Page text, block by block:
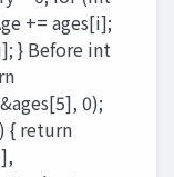
+= ages[i];
} Before int
0);
{ return